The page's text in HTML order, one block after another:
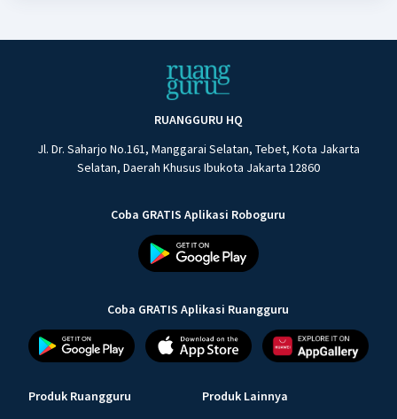
RUANGGURU HQ
Jl. Dr. Saharjo No.161, Manggarai Selatan, Tebet, Kota Jakarta
Selatan, Daerah Khusus Ibukota Jakarta 12860
Coba GRATIS Aplikasi Roboguru
Coba GRATIS Aplikasi Ruangguru
Produk Ruangguru Produk Lainnya